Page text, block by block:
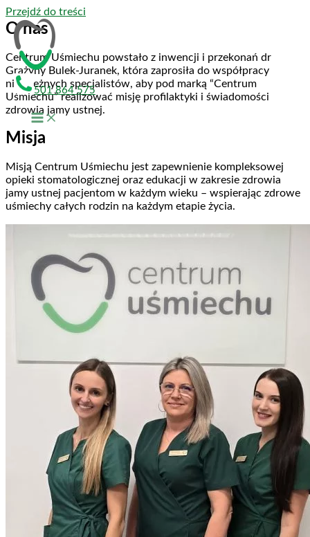
Przejdź do treści
501 864 575
O nas
Centrum Uśmiechu powstało z inwencji i przekonań dr
Grażyny Bulek-Juranek, która zaprosiła do współpracy
niezależnych specjalistów, aby pod marką “Centrum
Uśmiechu” realizować misję profilaktyki i świadomości
zdrowia jamy ustnej.
Misja
Misją Centrum Uśmiechu jest zapewnienie kompleksowej
opieki stomatologicznej oraz edukacji w zakresie zdrowia
jamy ustnej pacjentom w każdym wieku – wspierając zdrowe
uśmiechy całych rodzin na każdym etapie życia.